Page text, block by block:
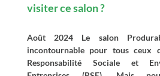
visiter ce salon ?
Août 2024 Le salon
incontournable pour tous ceux
Responsabilité Sociale et